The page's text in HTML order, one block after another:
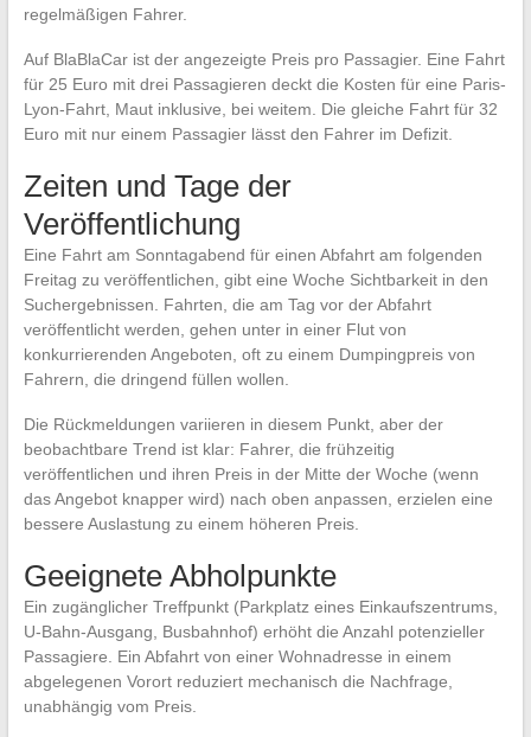
regelmäßigen Fahrer.
Auf BlaBlaCar ist der angezeigte Preis pro Passagier. Eine Fahrt
für 25 Euro mit drei Passagieren deckt die Kosten für eine Paris-
Lyon-Fahrt, Maut inklusive, bei weitem. Die gleiche Fahrt für 32
Euro mit nur einem Passagier lässt den Fahrer im Defizit.
Zeiten und Tage der
Veröffentlichung
Eine Fahrt am Sonntagabend für einen Abfahrt am folgenden
Freitag zu veröffentlichen, gibt eine Woche Sichtbarkeit in den
Suchergebnissen. Fahrten, die am Tag vor der Abfahrt
veröffentlicht werden, gehen unter in einer Flut von
konkurrierenden Angeboten, oft zu einem Dumpingpreis von
Fahrern, die dringend füllen wollen.
Die Rückmeldungen variieren in diesem Punkt, aber der
beobachtbare Trend ist klar: Fahrer, die frühzeitig
veröffentlichen und ihren Preis in der Mitte der Woche (wenn
das Angebot knapper wird) nach oben anpassen, erzielen eine
bessere Auslastung zu einem höheren Preis.
Geeignete Abholpunkte
Ein zugänglicher Treffpunkt (Parkplatz eines Einkaufszentrums,
U-Bahn-Ausgang, Busbahnhof) erhöht die Anzahl potenzieller
Passagiere. Ein Abfahrt von einer Wohnadresse in einem
abgelegenen Vorort reduziert mechanisch die Nachfrage,
unabhängig vom Preis.